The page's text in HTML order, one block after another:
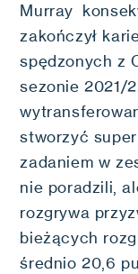
Murray
zakończył
spędzonych z
sezonie 2021/
stworzyć
zadaniem w
nie poradzili,
rozgrywa
bieżących
średnio 20,6